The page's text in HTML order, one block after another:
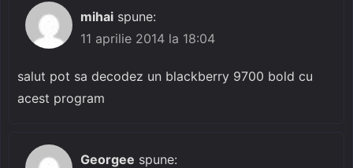
mihai spune:
11 aprilie 2014 la 18:04
salut pot sa decodez un blackberry 9700 bold cu
acest program
Georgee spune: